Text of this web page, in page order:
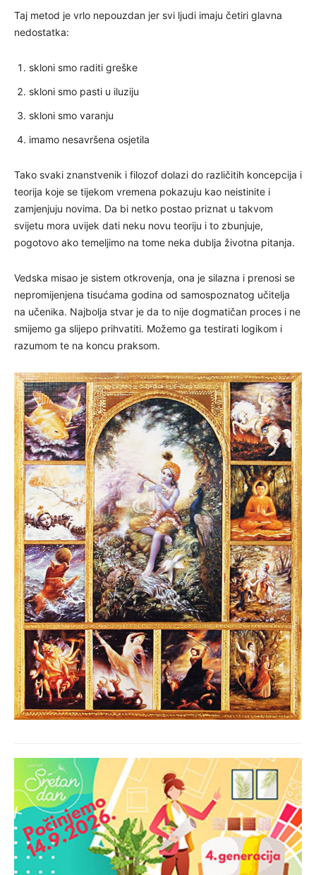
Taj metod je vrlo nepouzdan jer svi ljudi imaju četiri glavna
nedostatka:
skloni smo raditi greške
skloni smo pasti u iluziju
skloni smo varanju
imamo nesavršena osjetila
Tako svaki znanstvenik i filozof dolazi do različitih koncepcija i
teorija koje se tijekom vremena pokazuju kao neistinite i
zamjenjuju novima. Da bi netko postao priznat u takvom
svijetu mora uvijek dati neku novu teoriju i to zbunjuje,
pogotovo ako temeljimo na tome neka dublja životna pitanja.
Vedska misao je sistem otkrovenja, ona je silazna i prenosi se
nepromijenjena tisućama godina od samospoznatog učitelja
na učenika. Najbolja stvar je da to nije dogmatičan proces i ne
smijemo ga slijepo prihvatiti. Možemo ga testirati logikom i
razumom te na koncu praksom.